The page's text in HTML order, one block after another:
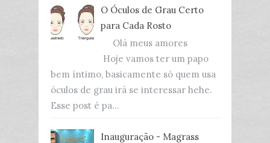
O Óculos de Grau Certo
para Cada Rosto
Olá meus amores
Hoje vamos ter um papo
bem íntimo, basicamente só quem usa
óculos de grau irá se interessar hehe.
Esse post é pa...
Inauguração - Magrass